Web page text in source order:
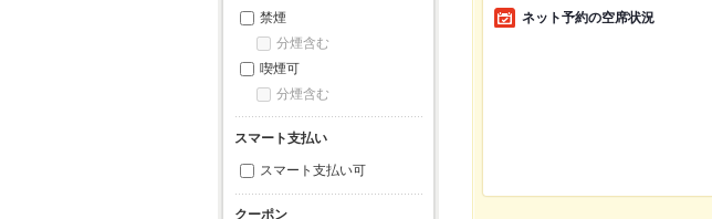
禁煙
分煙含む
喫煙可
分煙含む
スマート支払い
スマート支払い可
クーポン
ネット予約の空席状況